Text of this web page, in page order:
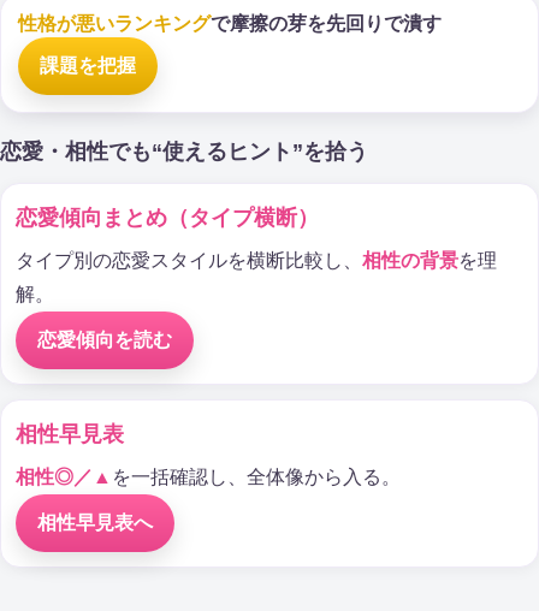
性格が悪いランキングで摩擦の芽を先回りで潰す
課題を把握
恋愛・相性でも“使えるヒント”を拾う
恋愛傾向まとめ（タイプ横断）
タイプ別の恋愛スタイルを横断比較し、 相性の背景を理
解。
恋愛傾向を読む
相性早見表
相性◎／▲ を一括確認し、全体像から入る。
相性早見表へ